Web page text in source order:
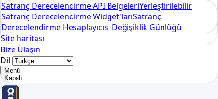
Satranç Derecelendirme API BelgeleriYerleştirilebilir
Satranç Derecelendirme Widget'larıSatranç
Derecelendirme Hesaplayıcısı Değişiklik Günlüğü
Site haritası
Bize Ulaşın
Dil
Menü
Kapalı